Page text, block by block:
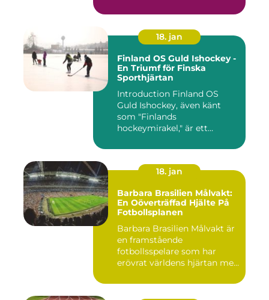
18. jan
Finland OS Guld Ishockey -
En Triumf för Finska
Sporthjärtan
Introduction Finland OS
Guld Ishockey, även känt
som "Finlands
hockeymirakel," är ett
18. jan
Barbara Brasilien Målvakt:
En Oöverträffad Hjälte På
Fotbollsplanen
Barbara Brasilien Målvakt är
en framstående
fotbollsspelare som har
erövrat världens hjärtan med